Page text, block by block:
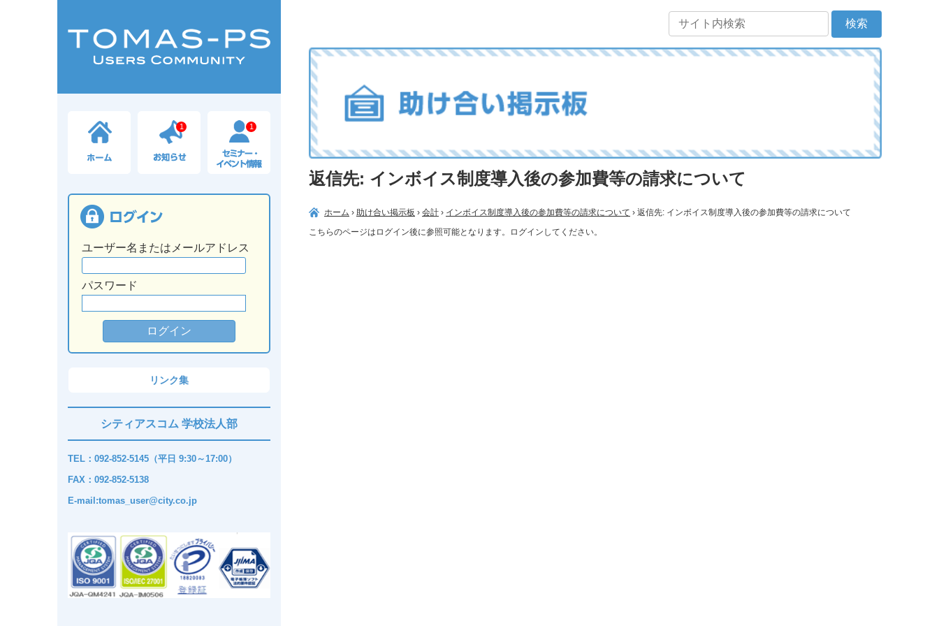
1 1
ユーザー名またはメールアドレス
パスワード
リンク集
シティアスコム 学校法人部
TEL：092-852-5145（平日 9:30～17:00）
FAX：092-852-5138
E-mail:tomas_user@city.co.jp
返信先: インボイス制度導入後の参加費等の請求について
ホーム › 助け合い掲示板 › 会計 › インボイス制度導入後の参加費等の請求について › 返信先: インボイス制度導入後の参加費等の請求について
こちらのページはログイン後に参照可能となります。ログインしてください。